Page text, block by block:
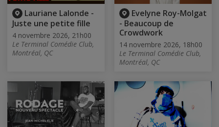
Lauriane Lalonde -
Juste une petite fille
4 novembre 2026, 21h00
Le Terminal Comédie Club,
Montréal, QC
Evelyne Roy-Molgat
- Beaucoup de
Crowdwork
14 novembre 2026, 18h00
Le Terminal Comédie Club,
Montréal, QC